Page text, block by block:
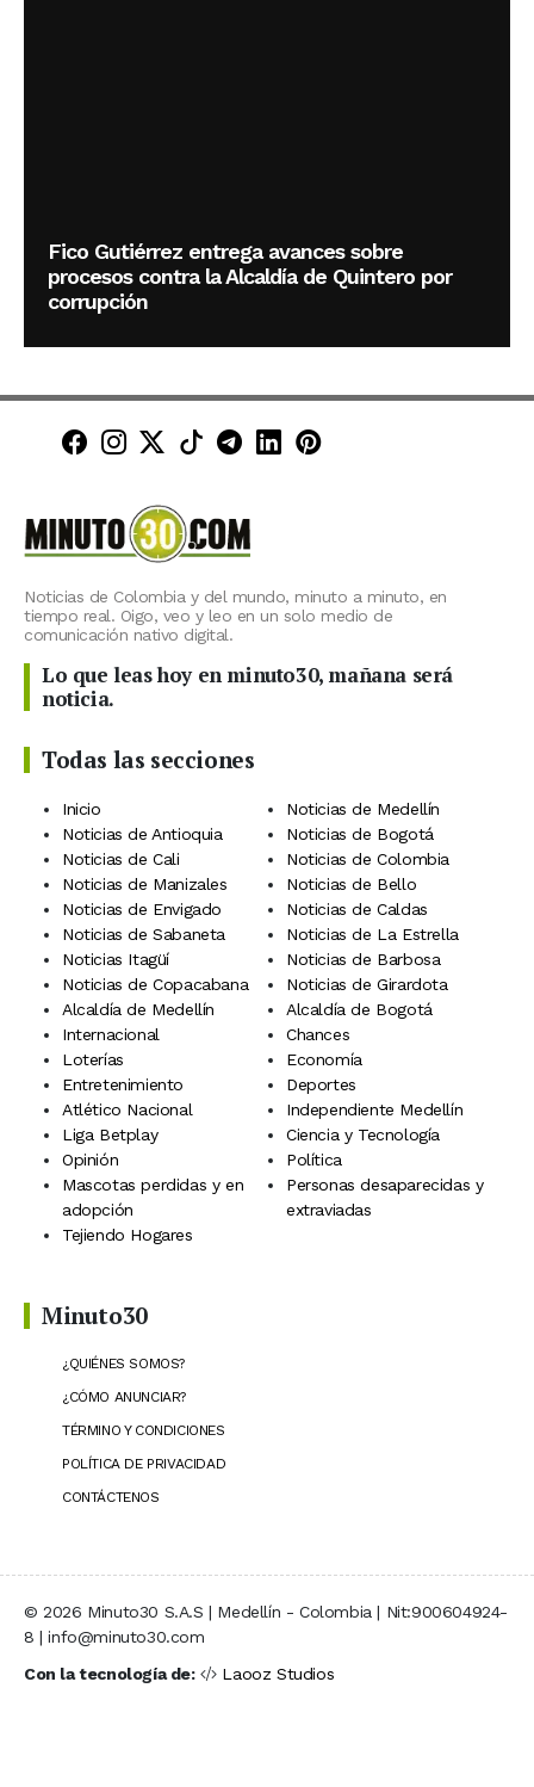
Fico Gutiérrez entrega avances sobre
procesos contra la Alcaldía de Quintero por
corrupción
Minuto30 en Facebook
Minuto30 en Instagram
Minuto30 en X (Twitter)
Minuto30 en TikTok
Canal de Minuto30 en
Minuto30 en LinkedIn
Minuto30 en
Noticias de Colombia y del mundo, minuto a minuto, en
tiempo real. Oigo, veo y leo en un solo medio de
comunicación nativo digital.
Lo que leas hoy en minuto30, mañana será
noticia.
Todas las secciones
Inicio
Noticias de Medellín
Noticias de Antioquia
Noticias de Bogotá
Noticias de Cali
Noticias de Colombia
Noticias de Manizales
Noticias de Bello
Noticias de Envigado
Noticias de Caldas
Noticias de Sabaneta
Noticias de La Estrella
Noticias Itagüí
Noticias de Barbosa
Noticias de Copacabana
Noticias de Girardota
Alcaldía de Medellín
Alcaldía de Bogotá
Internacional
Chances
Loterías
Economía
Entretenimiento
Deportes
Atlético Nacional
Independiente Medellín
Liga Betplay
Ciencia y Tecnología
Opinión
Política
Mascotas perdidas y en
adopción
Personas desaparecidas y
extraviadas
Tejiendo Hogares
Minuto30
¿QUIÉNES SOMOS?
¿CÓMO ANUNCIAR?
TÉRMINO Y CONDICIONES
POLÍTICA DE PRIVACIDAD
CONTÁCTENOS
© 2026 Minuto30 S.A.S | Medellín - Colombia | Nit:900604924-
8 | info@minuto30.com
Con la tecnología de:
Laooz Studios